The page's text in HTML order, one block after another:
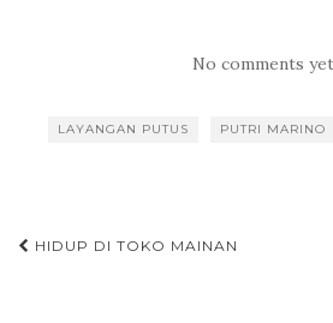
No comments yet
LAYANGAN PUTUS PUTRI MARINO
HIDUP DI TOKO MAINAN